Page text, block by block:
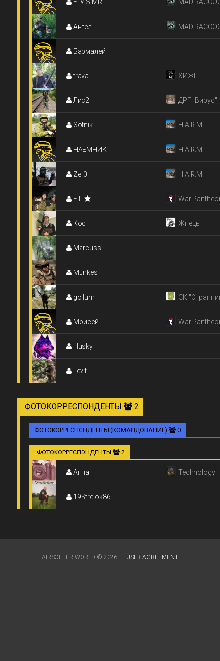
ELVIS MR MAD
Ангел MAD
Бармалей
travа ХИЖІ
Лис2 ДРГ "Вирус"
Sotnik H.A.R.M.
НАЕМНИК H.A.R.M.
Zer0 H.A.R.M.
Fill. War
Кос Жнецы
Marcuss
Munkes
gollum СК
Моисей. War
Husky
Levit
ФОТОКОРРЕСПОНДЕНТЫ 2
ФОТОКОРРЕСПОНДЕНТЫ (КОМАНДОВАНИЕ) 0
ФОТОКОРРЕСПОНДЕНТЫ 2
Анна Technology
19Strelok86
AIRSOFTER.WORLD © 2026 USER AGREEMENT